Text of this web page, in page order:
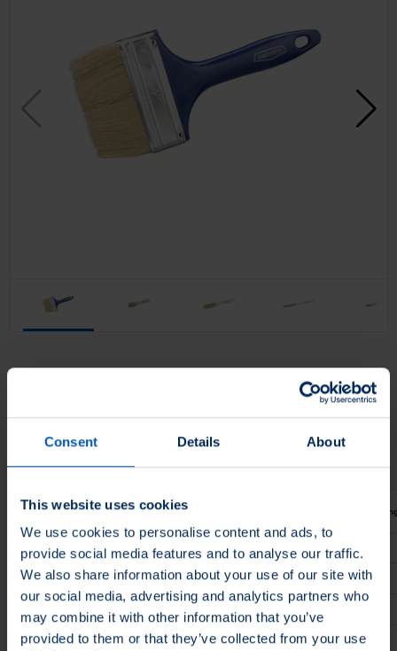
Consent Details About
This website uses cookies
We use cookies to personalise content and ads, to
provide social media features and to analyse our traffic.
We also share information about your use of our site with
our social media, advertising and analytics partners who
may combine it with other information that you’ve
provided to them or that they’ve collected from your use
Aplicacion
Aplicacion
Aplicar en
Aplicar en
Ancho de cara Material de relleno Material de
1″ Cerda 1-1/2″
Madera
1″ Cerda 1-1/2″
Plastico
Filamento plastico 1-3/4
1-1/2″ Tampico 1-7/8″
Madera